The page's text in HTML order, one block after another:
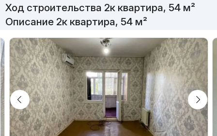
Ход строительства 2к квартира, 54 м²
Описание 2к квартира, 54 м²